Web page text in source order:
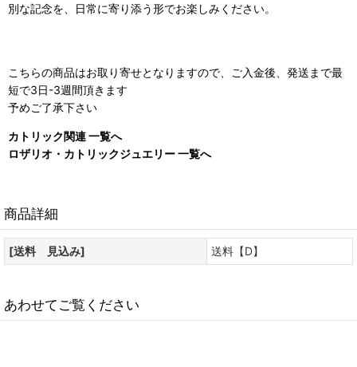
別な記念を、日常に寄り添う形でお楽しみください。
こちらの商品はお取り寄せとなりますので、ご入金後、発送まで最
短で3日-3週間頂きます
予めご了承下さい
カトリック関連 一覧へ
ロザリオ・カトリックジュエリー 一覧へ
商品詳細
[送料 見込み] 送料【D】
あわせてご覧ください